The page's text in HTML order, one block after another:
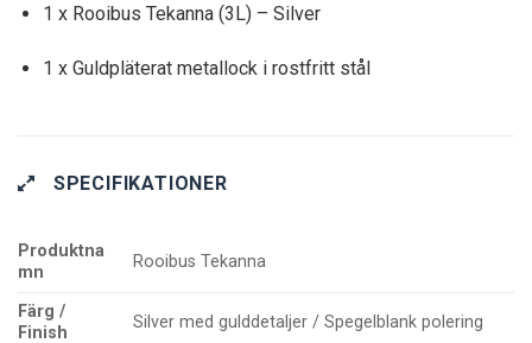
1 x Rooibus Tekanna (3L) – Silver
1 x Guldpläterat metallock i rostfritt stål
SPECIFIKATIONER
Produktna
mn
Rooibus Tekanna
Färg /
Finish
Silver med gulddetaljer / Spegelblank polering